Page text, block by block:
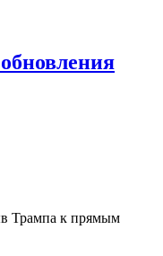
Трампа к прямым